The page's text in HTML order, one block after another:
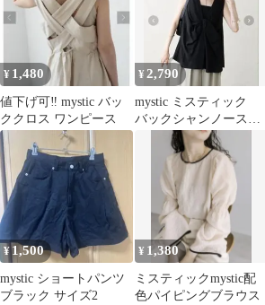
¥ 1,480
値下げ可‼️ mystic バッ
ククロス ワンピース
¥2,790
mystic ミスティック
バックシャンノースリ
ブラウス ブラック
¥ 1,500
mystic ショートパンツ
ブラック サイズ2
¥ 1,380
ミスティックmystic配
色パイピングブラウス